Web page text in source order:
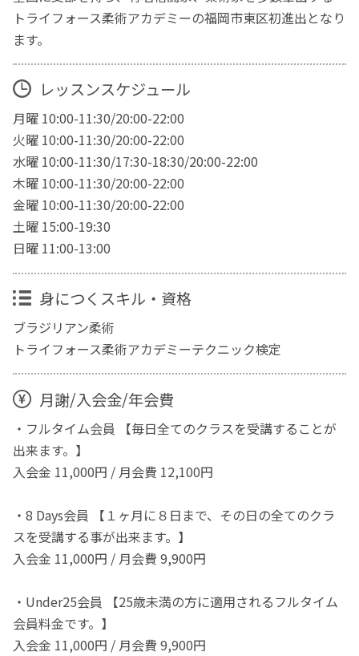
トライフォース柔術アカデミーの福岡市東区初進出となり
ます。
レッスンスケジュール
月曜 10:00-11:30/20:00-22:00
火曜 10:00-11:30/20:00-22:00
水曜 10:00-11:30/17:30-18:30/20:00-22:00
木曜 10:00-11:30/20:00-22:00
金曜 10:00-11:30/20:00-22:00
土曜 15:00-19:30
日曜 11:00-13:00
身につくスキル・資格
ブラジリアン柔術
トライフォース柔術アカデミーテクニック検定
月謝/入会金/年会費
・フルタイム会員 【毎日全てのクラスを受講することが
出来ます。】
入会金 11,000円 / 月会費 12,100円
・8 Days会員 【１ヶ月に８日まで、その日の全てのクラ
スを受講する事が出来ます。】
入会金 11,000円 / 月会費 9,900円
・Under25会員 【25歳未満の方に適用されるフルタイム
会員料金です。】
入会金 11,000円 / 月会費 9,900円